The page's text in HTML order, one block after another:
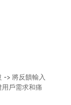
-> 將反饋輸入
戶需求和痛